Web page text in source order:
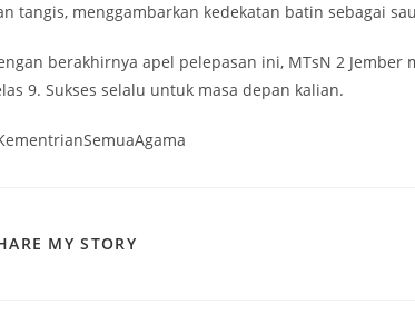
tangis, menggambarkan kedekatan batin sebagai
berakhirnya apel pelepasan ini, MTsN 2
9. Sukses selalu untuk masa depan kalian.
MY STORYSHARE